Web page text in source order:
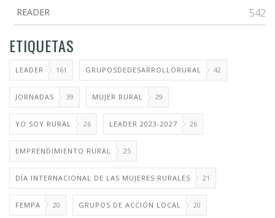
READER 542
ETIQUETAS
LEADER 161 GRUPOSDEDESARROLLORURAL 42
JORNADAS 39 MUJER RURAL 29
YO SOY RURAL 26 LEADER 2023-2027 26
EMPRENDIMIENTO RURAL 25
DÏA INTERNACIONAL DE LAS MUJERES RURALES 21
FEMPA 20 GRUPOS DE ACCIÓN LOCAL 20